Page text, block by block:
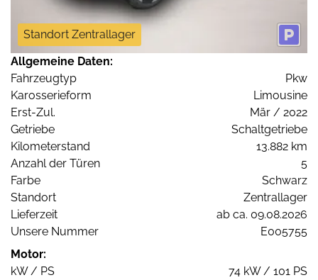
Standort Zentrallager
Allgemeine Daten:
Fahrzeugtyp
Pkw
Karosserieform
Limousine
Erst-Zul.
Mär / 2022
Getriebe
Schaltgetriebe
Kilometerstand
13.882 km
Anzahl der Türen
5
Farbe
Schwarz
Standort
Zentrallager
Lieferzeit
ab ca. 09.08.2026
Unsere Nummer
E005755
Motor:
kW / PS
74 kW / 101 PS